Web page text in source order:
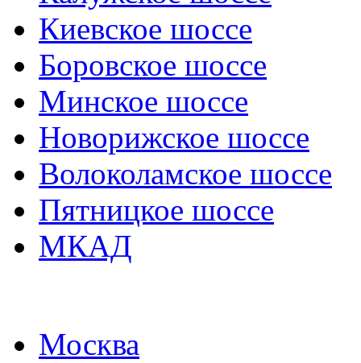
Киевское шоссе
Боровское шоссе
Минское шоссе
Новорижское шоссе
Волоколамское шоссе
Пятницкое шоссе
МКАД
Москва